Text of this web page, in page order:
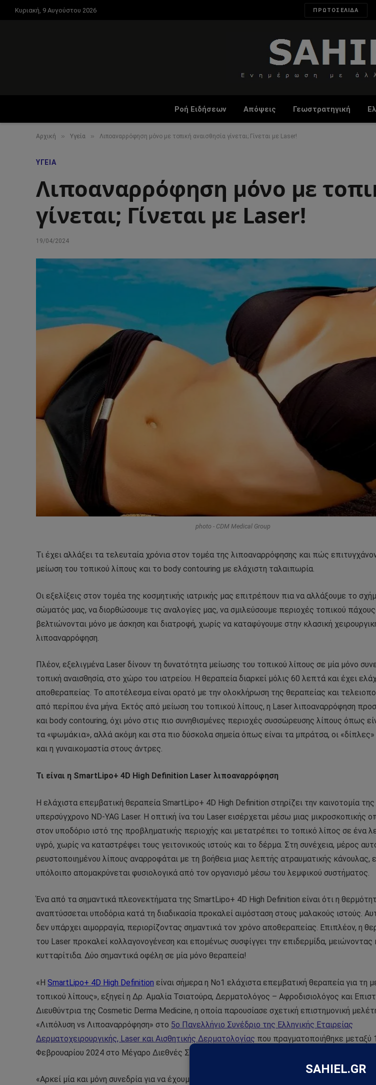
Κυριακή, 9 Αυγούστου 2026 ΠΡΩΤΟΣΕΛΙΔΑ
Ροή Ειδήσεων Απόψεις Γεωστρατηγική
Αρχική » Υγεία » Λιποαναρρόφηση μόνο με τοπική αναισθησία γίνεται; Γίνεται με Laser!
ΥΓΕΊΑ
Λιποαναρρόφηση μόνο με
γίνεται; Γίνεται με Laser!
19/04/2024
photo - CDM Medical Group
Τι έχει αλλάξει τα τελευταία χρόνια στον τομέα της λιποαναρρόφησης και πώς
μείωση του τοπικού λίπους και το body contouring με ελάχιστη ταλαιπωρία.
Οι εξελίξεις στον τομέα της κοσμητικής ιατρικής μας επιτρέπουν πια να αλλάξουμε το
σώματός μας, να διορθώσουμε τις αναλογίες μας, να σμιλεύσουμε περιοχές τοπικού
βελτιώνονται μόνο με άσκηση και διατροφή, χωρίς να καταφύγουμε στην κλασική
λιποαναρρόφηση.
Πλέον, εξελιγμένα Laser δίνουν τη δυνατότητα μείωσης του τοπικού λίπους σε μία μόνο
τοπική αναισθησία, στο χώρο του ιατρείου. Η θεραπεία διαρκεί μόλις 60 λεπτά και έχει
αποθεραπείας. Το αποτέλεσμα είναι ορατό με την ολοκλήρωση της θεραπείας και
από περίπου ένα μήνα. Εκτός από μείωση του τοπικού λίπους, η Laser λιποαναρρόφηση
και body contouring, όχι μόνο στις πιο συνηθισμένες περιοχές συσσώρευσης λίπους όπως
τα «ψωμάκια», αλλά ακόμη και στα πιο δύσκολα σημεία όπως είναι τα μπράτσα, οι
και η γυναικομαστία στους άντρες.
Τι είναι η SmartLipo+ 4D High Definition Laser λιποαναρρόφηση
Η ελάχιστα επεμβατική θεραπεία SmartLipo+ 4D High Definition στηρίζει την καινοτομία
υπερσύγχρονο ND-YAG Laser. Η οπτική ίνα του Laser εισέρχεται μέσω μιας μικροσκοπικής
στον υποδόριο ιστό της προβληματικής περιοχής και μετατρέπει το τοπικό λίπος σε ένα
υγρό, χωρίς να καταστρέφει τους γειτονικούς ιστούς και το δέρμα. Στη συνέχεια, μέρος
ρευστοποιημένου λίπους αναρροφάται με τη βοήθεια μιας λεπτής ατραυματικής κάνουλας,
υπόλοιπο απομακρύνεται φυσιολογικά από τον οργανισμό μέσω του λεμφικού συστήματος.
Ένα από τα σημαντικά πλεονεκτήματα της SmartLipo+ 4D High Definition είναι ότι η
αναπτύσσεται υποδόρια κατά τη διαδικασία προκαλεί αιμόσταση στους μαλακούς ιστούς.
δεν υπάρχει αιμορραγία, περιορίζοντας σημαντικά τον χρόνο αποθεραπείας. Επιπλέον, η
του Laser προκαλεί κολλαγονογένεση και επομένως συσφίγγει την επιδερμίδα, μειώνοντας
κυτταρίτιδα. Δύο σημαντικά οφέλη σε μία μόνο θεραπεία!
«Η SmartLipo+ 4D High Definition είναι σήμερα η Νο1 ελάχιστα επεμβατική θεραπεία για τη
τοπικού λίπους», εξηγεί η Δρ. Αμαλία Τσιατούρα, Δερματολόγος – Αφροδισιολόγος και
Διευθύντρια της Cosmetic Derma Medicine, η οποία παρουσίασε σχετική επιστημονική
«Λιπόλυση vs Λιποαναρρόφηση» στο 5ο Πανελλήνιο Συνέδριο της Ελληνικής Εταιρείας
Δερματοχειρουργικής, Laser και Αισθητικής Δερματολογίας που πραγματοποιήθηκε μεταξύ
Φεβρουαρίου 2024 στο Μέγαρο Διεθνές Συνεδριακό Κέντρο Αθηνών.
«Αρκεί μία και μόνη συνεδρία για να έχουμε μόνιμο αποτέλεσμα στην περιοχή που έχουμε